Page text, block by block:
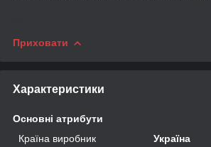
Приховати
Характеристики
Основні атрибути
Країна виробник
Україна